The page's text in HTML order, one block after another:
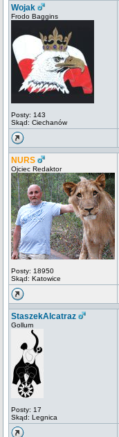
Wojak
Frodo Baggins
Posty: 143
Skąd: Ciechanów
NURS
Ojciec Redaktor
Posty: 18950
Skąd: Katowice
StaszekAlcatraz
Gollum
Posty: 17
Skąd: Legnica